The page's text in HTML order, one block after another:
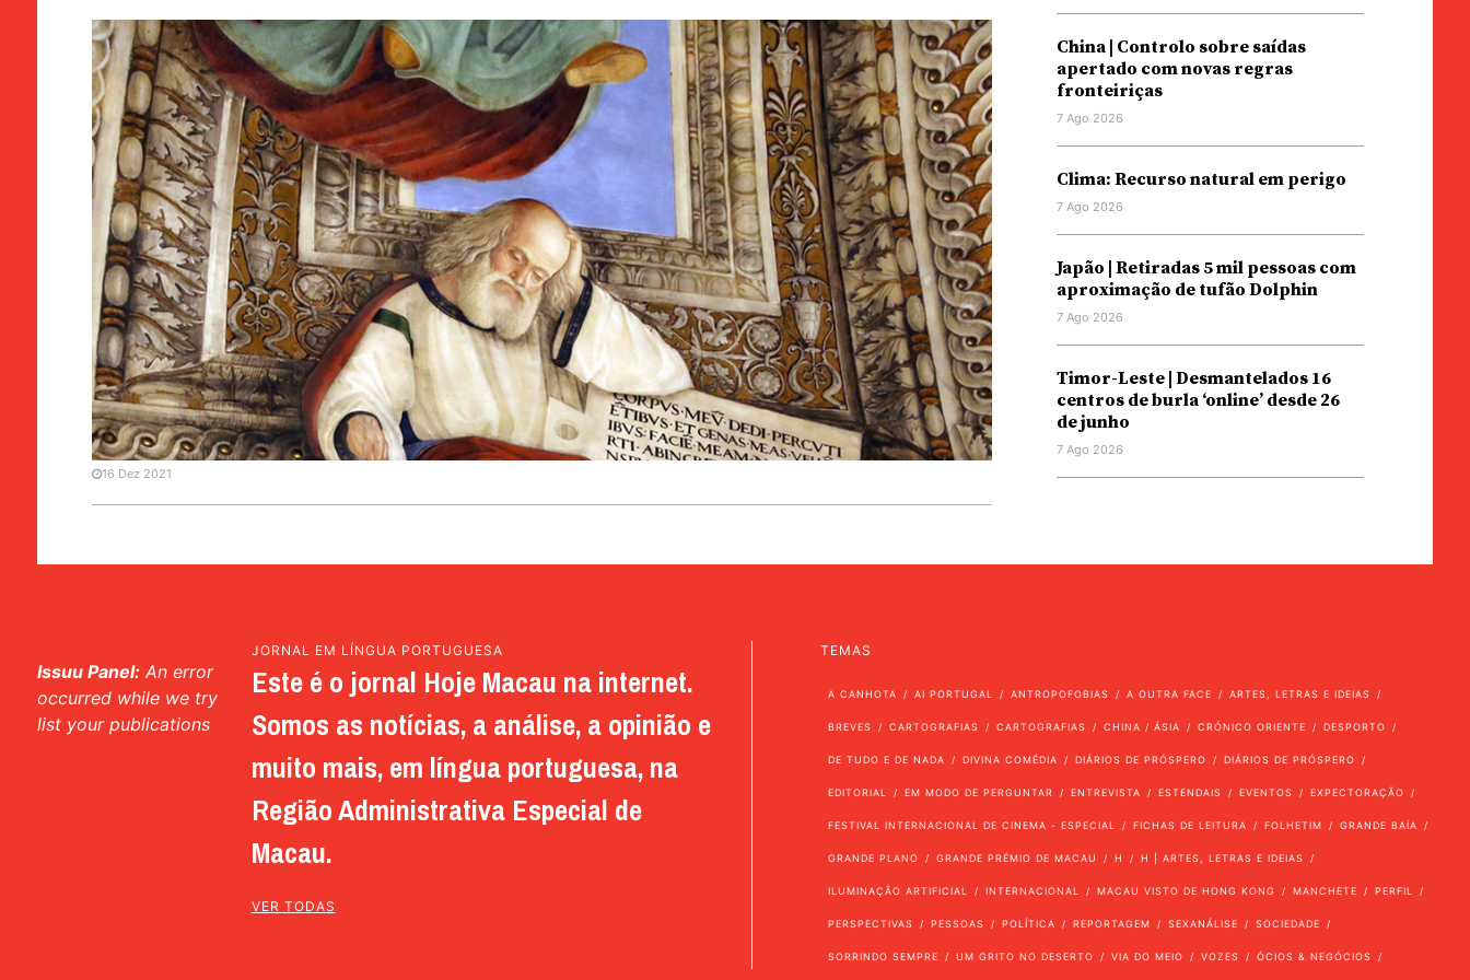
AMÉLIA VIEIRA
Isaías
16 Dez 2021
China | Controlo sobre saídas
apertado com novas regras
fronteiriças
7 Ago 2026
Clima: Recurso natural em perigo
7 Ago 2026
Japão | Retiradas 5 mil pessoas com
aproximação de tufão Dolphin
7 Ago 2026
Timor-Leste | Desmantelados 16
centros de burla ‘online’ desde 26
de junho
7 Ago 2026
Issuu Panel: An error
occurred while we try
list your publications
JORNAL EM LÍNGUA PORTUGUESA
Este é o jornal Hoje Macau na internet.
Somos as notícias, a análise, a opinião e
muito mais, em língua portuguesa, na
Região Administrativa Especial de
Macau.
VER TODAS
TEMAS
A CANHOTA AI PORTUGAL ANTROPOFOBIAS A OUTRA FACE ARTES, LETRAS E IDEIAS
BREVES CARTOGRAFIAS CARTOGRAFIAS CHINA / ÁSIA CRÓNICO ORIENTE DESPORTO
DE TUDO E DE NADA DIVINA COMÉDIA DIÁRIOS DE PRÓSPERO DIÁRIOS DE PRÓSPERO
EDITORIAL EM MODO DE PERGUNTAR ENTREVISTA ESTENDAIS EVENTOS EXPECTORAÇÃO
FESTIVAL INTERNACIONAL DE CINEMA - ESPECIAL FICHAS DE LEITURA FOLHETIM GRANDE BAÍA
GRANDE PLANO GRANDE PRÉMIO DE MACAU H H | ARTES, LETRAS E IDEIAS
ILUMINAÇÃO ARTIFICIAL INTERNACIONAL MACAU VISTO DE HONG KONG MANCHETE PERFIL
PERSPECTIVAS PESSOAS POLÍTICA REPORTAGEM SEXANÁLISE SOCIEDADE
SORRINDO SEMPRE UM GRITO NO DESERTO VIA DO MEIO VOZES ÓCIOS & NEGÓCIOS